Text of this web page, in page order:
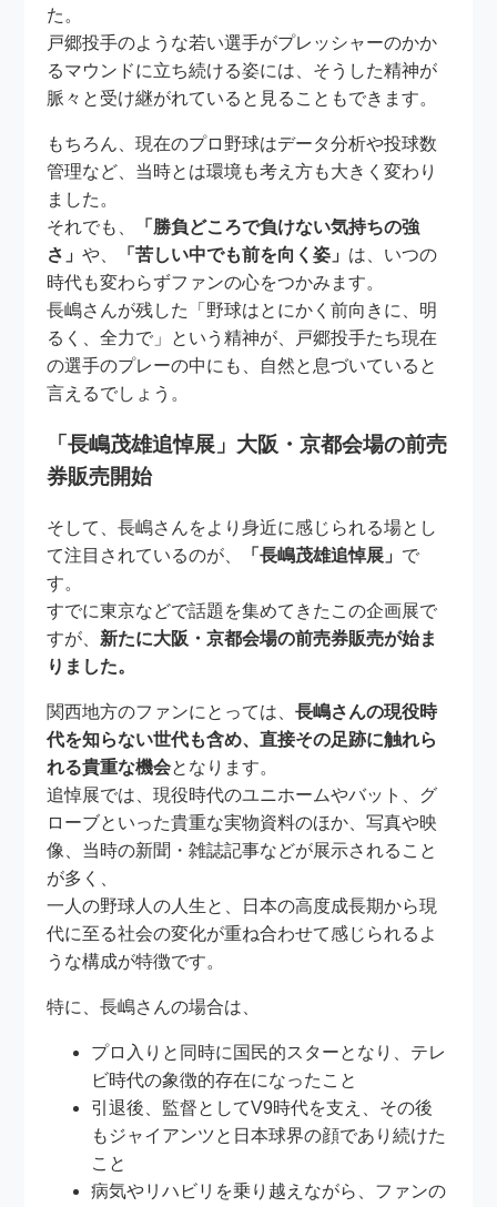
た。
戸郷投手のような若い選手がプレッシャーのかか
るマウンドに立ち続ける姿には、そうした精神が
脈々と受け継がれていると見ることもできます。
もちろん、現在のプロ野球はデータ分析や投球数
管理など、当時とは環境も考え方も大きく変わり
ました。
それでも、
「勝負どころで負けない気持ちの強
さ」や、 「苦しい中でも前を向く姿」 は、いつの
時代も変わらずファンの心をつかみます。
長嶋さんが残した「野球はとにかく前向きに、明
るく、全力で」という精神が、戸郷投手たち現在
の選手のプレーの中にも、自然と息づいていると
言えるでしょう。
「長嶋茂雄追悼展」大阪・京都会場の前売
券販売開始
そして、長嶋さんをより身近に感じられる場とし
て注目されているのが、
「長嶋茂雄追悼展」 で
す。
すでに東京などで話題を集めてきたこの企画展で
すが、 新たに大阪・京都会場の前売券販売が始ま
りました。
関西地方のファンにとっては、長嶋さんの現役時
代を知らない世代も含め、直接その足跡に触れら
れる貴重な機会となります。
追悼展では、現役時代のユニホームやバット、グ
ローブといった貴重な実物資料のほか、写真や映
像、当時の新聞・雑誌記事などが展示されること
が多く、
一人の野球人の人生と、日本の高度成長期から現
代に至る社会の変化が重ね合わせて感じられるよ
うな構成が特徴です。
特に、長嶋さんの場合は、
プロ入りと同時に国民的スターとなり、テレ
ビ時代の象徴的存在になったこと
引退後、監督としてV9時代を支え、その後
もジャイアンツと日本球界の顔であり続けた
こと
病気やリハビリを乗り越えながら、ファンの